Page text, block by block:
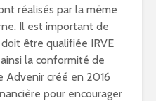
réalisés par la même
Il est important de
être qualifiée IRVE
la conformité de
Advenir créé en 2016
pour encourager